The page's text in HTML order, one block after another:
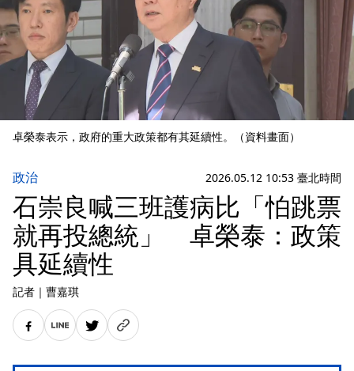
卓榮泰表示，政府的重大政策都有其延續性。（資料畫面）
政治 2026.05.12 10:53 臺北時間
石崇良喊三班護病比「怕跳票
就再投總統」 卓榮泰：政策
具延續性
記者 ｜ 曹嘉琪